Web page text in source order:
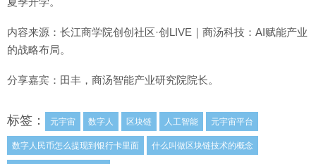
内容来源：长江商学院创创社区·创LIVE｜商汤科技：AI赋能产业
的战略布局。
分享嘉宾：田丰，商汤智能产业研究院院长。
标签： 元宇宙 数字人 区块链 人工智能 元宇宙平台
数字人民币怎么提现到银行卡里面 什么叫做区块链技术的概念